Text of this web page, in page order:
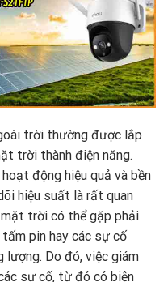
trời thường được lắp
trời thành điện năng.
động hiệu quả và bền
hiệu suất là rất quan
trời có thể gặp phải
pin hay các sự cố
lượng. Do đó, việc giám
sự cố, từ đó có biện